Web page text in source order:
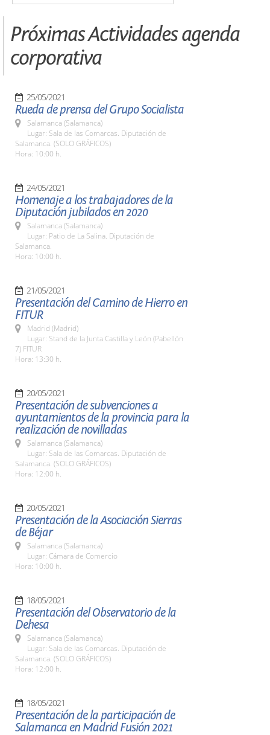
Próximas Actividades agenda
corporativa
25/05/2021
Rueda de prensa del Grupo Socialista
Salamanca (Salamanca)
Lugar: Sala de las Comarcas. Diputación de
Salamanca. (SOLO GRÁFICOS)
Hora: 10:00 h.
24/05/2021
Homenaje a los trabajadores de la
Diputación jubilados en 2020
Salamanca (Salamanca)
Lugar: Patio de La Salina. Diputación de
Salamanca.
Hora: 10:00 h.
21/05/2021
Presentación del Camino de Hierro en
FITUR
Madrid (Madrid)
Lugar: Stand de la Junta Castilla y León (Pabellón
7) FITUR
Hora: 13:30 h.
20/05/2021
Presentación de subvenciones a
ayuntamientos de la provincia para la
realización de novilladas
Salamanca (Salamanca)
Lugar: Sala de las Comarcas. Diputación de
Salamanca. (SOLO GRÁFICOS)
Hora: 12:00 h.
20/05/2021
Presentación de la Asociación Sierras
de Béjar
Salamanca (Salamanca)
Lugar: Cámara de Comercio
Hora: 10:00 h.
18/05/2021
Presentación del Observatorio de la
Dehesa
Salamanca (Salamanca)
Lugar: Sala de las Comarcas. Diputación de
Salamanca. (SOLO GRÁFICOS)
Hora: 12:00 h.
18/05/2021
Presentación de la participación de
Salamanca en Madrid Fusión 2021